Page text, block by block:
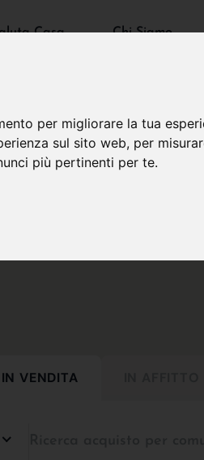
per migliorare la tua
sul sito web, per
più pertinenti per te.
Casa Chi Siamo
IN VENDITA